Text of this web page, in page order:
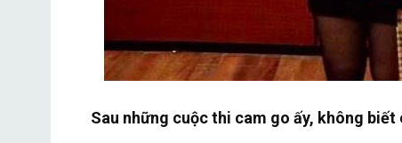
Sau những cuộc thi cam go ấy, không